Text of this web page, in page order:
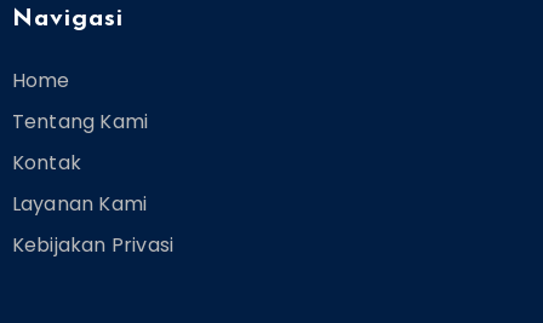
Navigasi
Home
Tentang Kami
Kontak
Layanan Kami
Kebijakan Privasi